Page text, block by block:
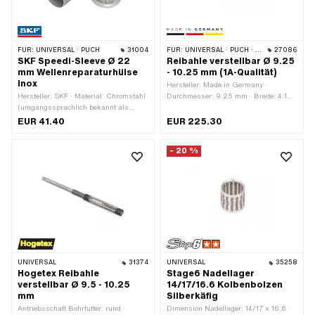
FÜR: UNIVERSAL · PUCH 31004
SKF Speedi-Sleeve Ø 22
mm Wellenreparaturhülse
Inox
Hersteller: SKF · Material: Chromstahl
(umgangssprachlich bekannt als
Nirosta) · Anzahl Bestandteile: 2 Stk.
EUR 41.40
FÜR: UNIVERSAL · PUCH · PIAGGIO · TOMOS 27086
Reibahle verstellbar Ø 9.25
- 10.25 mm (1A-Qualität)
Hersteller: Made in Germany ·
Durchmesser: 9.25 mm · Breite: 4.1
Anwendungsbereich: Spezialwerkzeug
EUR 225.30
UNIVERSAL 31374
Hogetex Reibahle
verstellbar Ø 9.5 - 10.25
mm
Antriebsschaft Bohrfutter: rund ·
- 20 %
UNIVERSAL 35258
Stage6 Nadellager
14/17/16.6 Kolbenbolzen
Silberkäfig
Dimension Nadellager: 14/17 x 16.6 ·